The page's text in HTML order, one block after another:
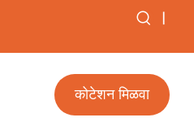
|
कोटेशन मिळवा